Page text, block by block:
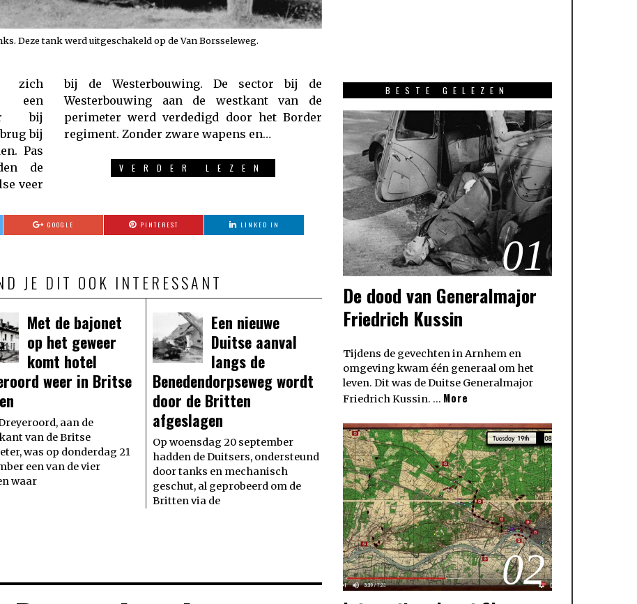
Deze tank werd uitgeschakeld op de Van Borsseleweg.
zich
een
bij
bij
Pas
de
veer
bij de
van de
Border
regiment. Zonder zware wapens en…
VERDER LEZEN
GOOGLE PINTEREST LINKED IN
JE DIT OOK INTERESSANT
Met de bajonet
op het geweer
komt hotel
weer in Britse
aan de
van de Britse
was op donderdag 21
een van de vier
waar
Een nieuwe
Duitse aanval
langs de
Benedendorpseweg wordt
door de Britten
afgeslagen
Op woensdag 20 september
hadden de Duitsers, ondersteund
door tanks en mechanisch
geschut, al geprobeerd om de
Britten via de
BESTE GELEZEN
01
De dood van Generalmajor
Friedrich Kussin
Tijdens de gevechten in Arnhem en
omgeving kwam één generaal om het
leven. Dit was de Duitse Generalmajor
Friedrich Kussin. … More
02